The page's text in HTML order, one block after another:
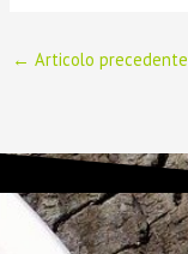
← Articolo precedente